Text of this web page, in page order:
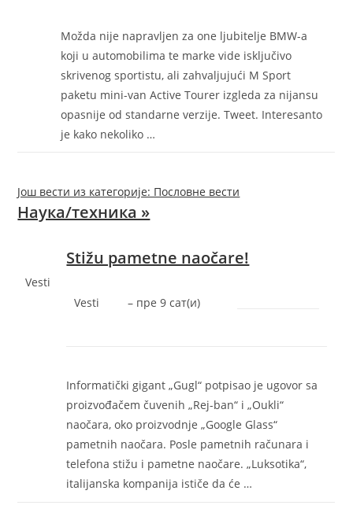
Možda nije napravljen za one ljubitelje BMW-a
koji u automobilima te marke vide isključivo
skrivenog sportistu, ali zahvaljujući M Sport
paketu mini-van Active Tourer izgleda za nijansu
opasnije od standarne verzije. Tweet. Interesanto
je kako nekoliko …
Још вести из категорије: Пословне вести
Наука/техника »
Vesti
Stižu pametne naočare!
Vesti – ‎пре 9 сат(и)‎
Informatički gigant „Gugl“ potpisao je ugovor sa
proizvođačem čuvenih „Rej-ban“ i „Oukli“
naočara, oko proizvodnje „Google Glass“
pametnih naočara. Posle pametnih računara i
telefona stižu i pametne naočare. „Luksotika“,
italijanska kompanija ističe da će …